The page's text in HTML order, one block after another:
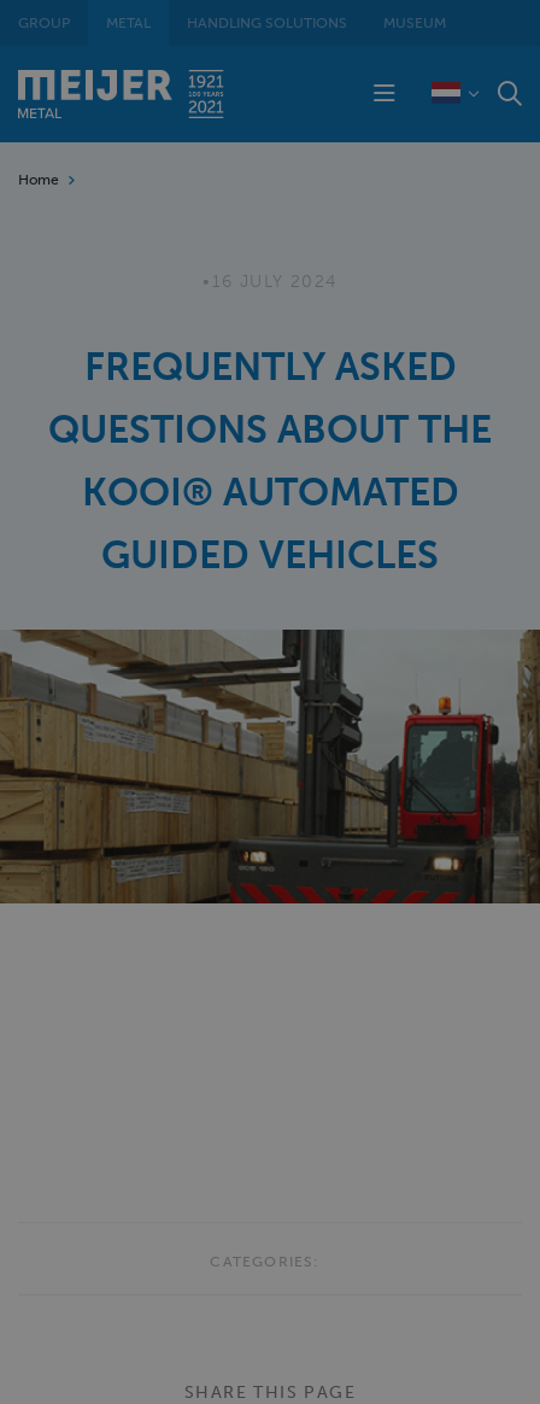
GROUP METAL HANDLING SOLUTIONS MUSEUM
Home
• 16 JULY 2024
FREQUENTLY ASKED
QUESTIONS ABOUT THE
KOOI® AUTOMATED
GUIDED VEHICLES
CATEGORIES:
SHARE THIS PAGE